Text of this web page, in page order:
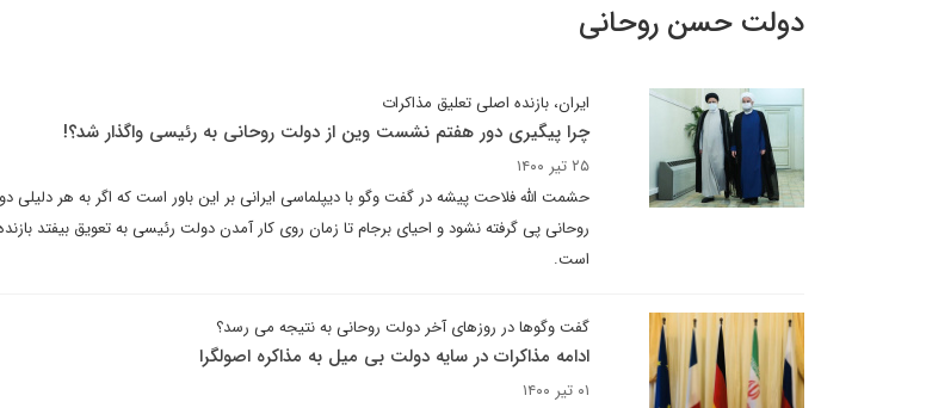
دولت حسن روحانی
ایران، بازنده اصلی تعلیق مذاکرات
چرا پیگیری دور هفتم نشست وین از دولت روحانی به رئیسی واگذار شد؟!
۲۵ تیر ۱۴۰۰
حشمت الله فلاحت پیشه در گفت وگو با دیپلماسی ایرانی بر این باور است که اگر به هر دلیلی
روحانی پی گرفته نشود و احیای برجام تا زمان روی کار آمدن دولت رئیسی به تعویق بیفتد
است.
گفت وگوها در روزهای آخر دولت روحانی به نتیجه می رسد؟
ادامه مذاکرات در سایه دولت بی میل به مذاکره اصولگرا
۰۱ تیر ۱۴۰۰